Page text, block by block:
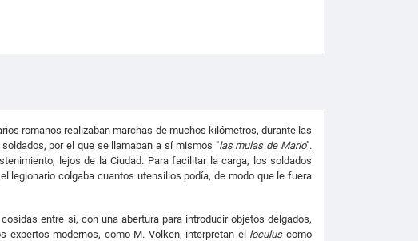
romanos realizaban marchas de muchos kilómetros, durante las
por el que se llamaban a sí mismos "las mulas de Mario".
lejos de la Ciudad. Para facilitar la carga, los soldados
legionario colgaba cuantos utensilios podía, de modo que le fuera
entre sí, con una abertura para introducir objetos delgados,
expertos modernos, como M. Volken, interpretan el loculuscomo